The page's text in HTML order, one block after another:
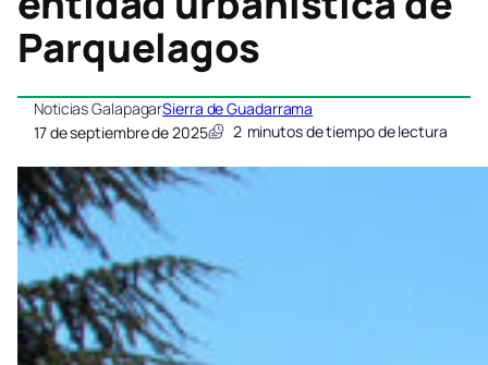
Parquelagos
Noticias GalapagarSierra de Guadarrama
17 de septiembre de 2025
2 minutos de tiempo de lectura